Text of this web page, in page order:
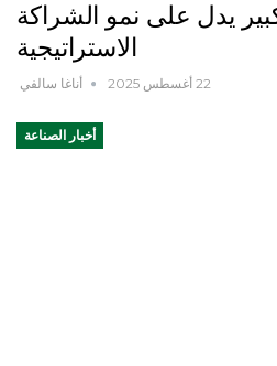
يدل على نمو الشراكة
الاستراتيجية
أناغا سالفي 22 أغسطس 2025
أخبار الصناعة